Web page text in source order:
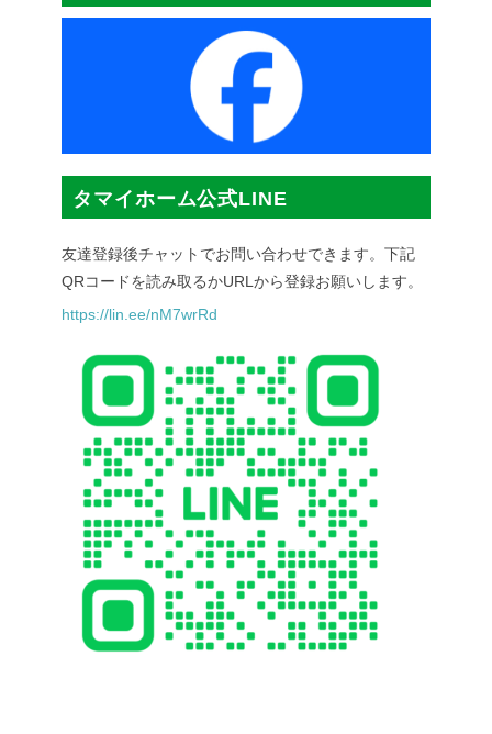
タマイホーム公式LINE
友達登録後チャットでお問い合わせできます。下記
QRコードを読み取るかURLから登録お願いします。
https://lin.ee/nM7wrRd